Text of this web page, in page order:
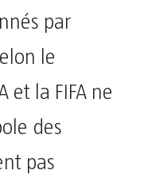
par
le
et la FIFA ne
des
pas